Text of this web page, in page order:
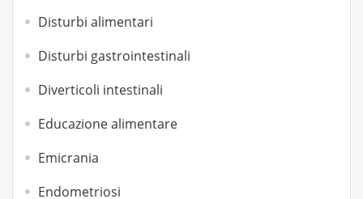
Disturbi alimentari
Disturbi gastrointestinali
Diverticoli intestinali
Educazione alimentare
Emicrania
Endometriosi